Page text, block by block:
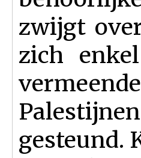
zwijgt
zich
gesteund.